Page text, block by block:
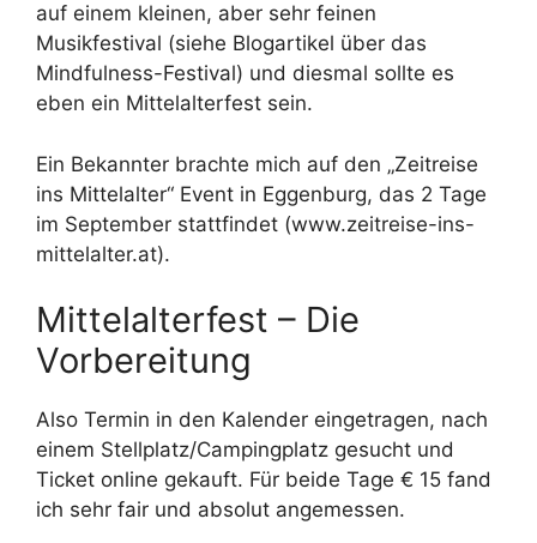
auf einem kleinen, aber sehr feinen
Musikfestival (siehe Blogartikel über das
Mindfulness-Festival) und diesmal sollte es
eben ein Mittelalterfest sein.
Ein Bekannter brachte mich auf den „Zeitreise
ins Mittelalter“ Event in Eggenburg, das 2 Tage
im September stattfindet (www.zeitreise-ins-
mittelalter.at).
Mittelalterfest – Die
Vorbereitung
Also Termin in den Kalender eingetragen, nach
einem Stellplatz/Campingplatz gesucht und
Ticket online gekauft. Für beide Tage € 15 fand
ich sehr fair und absolut angemessen.